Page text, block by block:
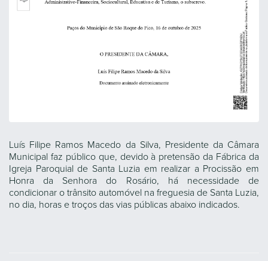
Luís Filipe Ramos Macedo da Silva, Presidente da Câmara
Municipal faz público que, devido à pretensão da Fábrica da
Igreja Paroquial de Santa Luzia em realizar a Procissão em
Honra da Senhora do Rosário, há necessidade de
condicionar o trânsito automóvel na freguesia de Santa Luzia,
no dia, horas e troços das vias públicas abaixo indicados.